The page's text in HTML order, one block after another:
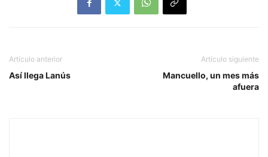
Artículo anterior
Así llega Lanús
Artículo siguiente
Mancuello, un mes más
afuera